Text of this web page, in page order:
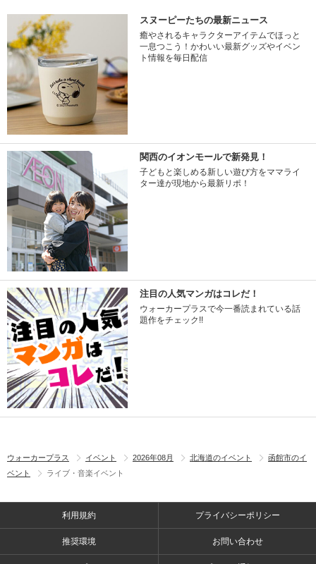
スヌーピーたちの最新ニュース
癒やされるキャラクターアイテムでほっと
一息つこう！かわいい最新グッズやイベン
ト情報を毎日配信
関西のイオンモールで新発見！
子どもと楽しめる新しい遊び方をママライ
ター達が現地から最新リポ！
注目の人気マンガはコレだ！
ウォーカープラスで今一番読まれている話
題作をチェック!!
ウォーカープラス イベント 2026年08月 北海道のイベント
函館市のイ
ベント
ライブ・音楽イベント
利用規約 プライバシーポリシー
推奨環境 お問い合わせ